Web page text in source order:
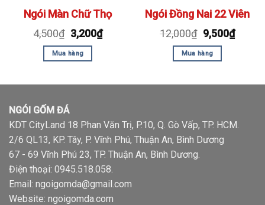
Ngói Màn Chữ Thọ
4,500₫ 3,200₫
Mua hàng
Ngói Đồng Nai 22 Viên
12,000₫ 9,500₫
Mua hàng
NGÓI GỐM ĐÁ
KDT CityLand 18 Phan Văn Trị, P.10, Q. Gò Vấp, TP. HCM.
2/6 QL13, KP. Tây, P. Vĩnh Phú, Thuận An, Bình Dương
67 - 69 Vĩnh Phú 23, TP. Thuận An, Bình Dương.
Điện thoại: 0945.518.058.
Email: ngoigomda@gmail.com
Website: ngoigomda.com